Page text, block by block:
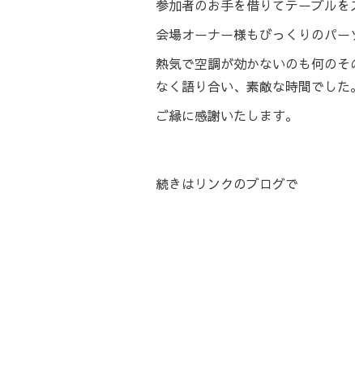
参加者のお手を借りてテーブル
会場オーナー様もびっくりのパ
熱気で空調が効かないのも何の
なく語り合い、素敵な時間でした。
ご縁に感謝いたします。
続きはリンクのブログで